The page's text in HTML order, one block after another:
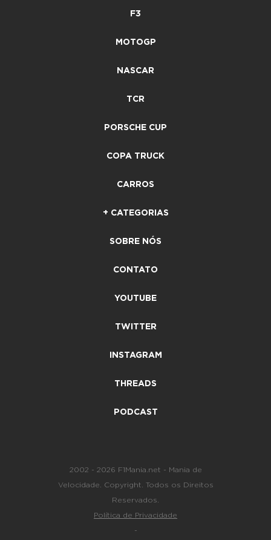
F3
MOTOGP
NASCAR
TCR
PORSCHE CUP
COPA TRUCK
CARROS
+ CATEGORIAS
SOBRE NÓS
CONTATO
YOUTUBE
TWITTER
INSTAGRAM
THREADS
PODCAST
2002 - 2026 F1Mania.net - Mania de
Velocidade. Copyright. Todos os Direitos
Reservados.
Política de Privacidade
-